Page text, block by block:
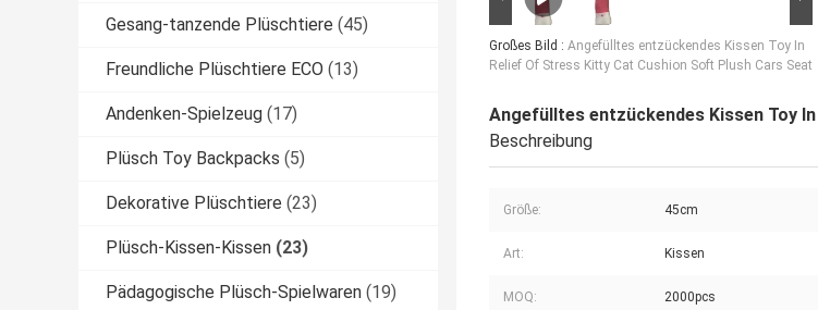
Gesang-tanzende Plüschtiere (45)
Freundliche Plüschtiere ECO (13)
Andenken-Spielzeug (17)
Plüsch Toy Backpacks (5)
Dekorative Plüschtiere (23)
Plüsch-Kissen-Kissen (23)
Pädagogische Plüsch-Spielwaren (19)
Großes Bild : Angefülltes entzückendes Kissen Toy In
Relief Of Stress Kitty Cat Cushion Soft Plush Cars Seat
Angefülltes entzückendes Kissen Toy
Beschreibung
Größe: 45cm
Art: Kissen
MOQ: 2000pcs